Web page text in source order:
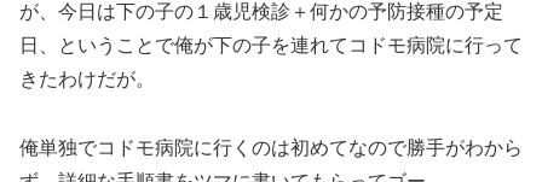
が、今日は下の子の１歳児検診＋何かの予防接種の予定
日、ということで俺が下の子を連れてコドモ病院に行って
きたわけだが。
俺単独でコドモ病院に行くのは初めてなので勝手がわから